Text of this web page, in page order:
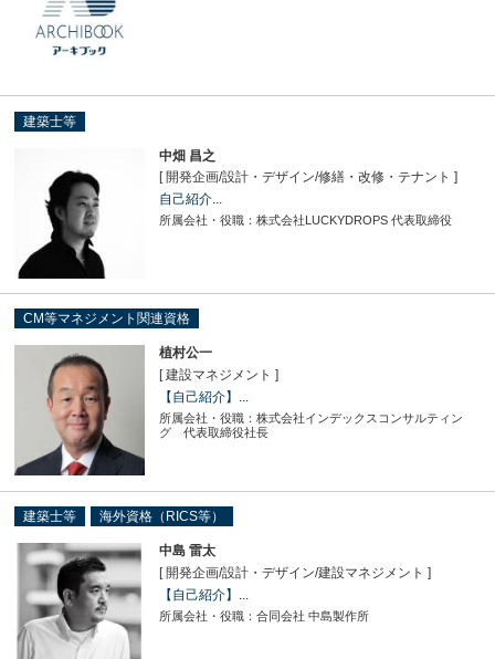
建築士等
中畑 昌之
[ 開発企画/設計・デザイン/修繕・改修・テナント ]
自己紹介...
所属会社・役職：株式会社LUCKYDROPS 代表取締役
CM等マネジメント関連資格
植村公一
[ 建設マネジメント ]
【自己紹介】...
所属会社・役職：株式会社インデックスコンサルティン
グ 代表取締役社長
建築士等 海外資格（RICS等）
中島 雷太
[ 開発企画/設計・デザイン/建設マネジメント ]
【自己紹介】...
所属会社・役職：合同会社 中島製作所